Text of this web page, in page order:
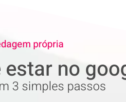
própria
no
3 simples passos